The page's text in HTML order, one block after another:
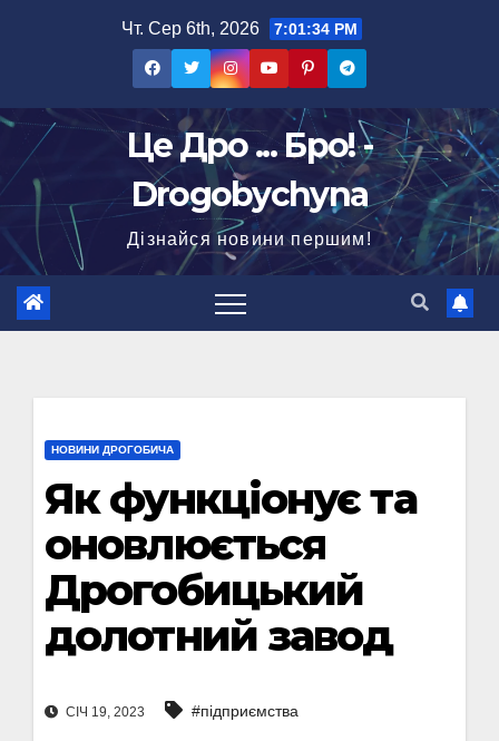
Чт. Сер 6th, 2026 7:01:35 PM
Це Дро ... Бро! -
Drogobychyna
Дізнайся новини першим!
НОВИНИ ДРОГОБИЧА
Як функціонує та
оновлюється
Дрогобицький
долотний завод
СІЧ 19, 2023 #підприємства